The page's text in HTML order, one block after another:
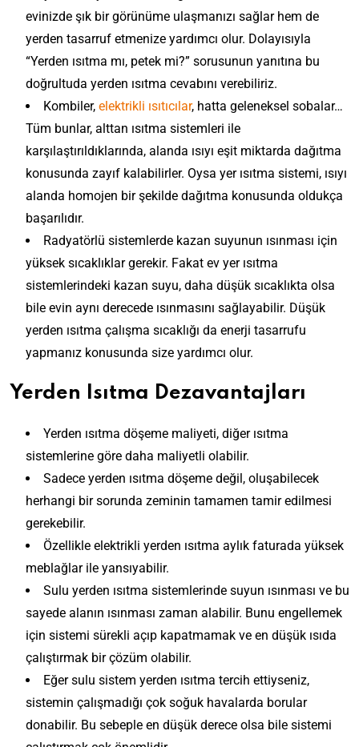
evinizde şık bir görünüme ulaşmanızı sağlar hem de
yerden tasarruf etmenize yardımcı olur. Dolayısıyla
“Yerden ısıtma mı, petek mi?” sorusunun yanıtına bu
doğrultuda yerden ısıtma cevabını verebiliriz.
Kombiler, elektrikli ısıtıcılar, hatta geleneksel sobalar…
Tüm bunlar, alttan ısıtma sistemleri ile
karşılaştırıldıklarında, alanda ısıyı eşit miktarda dağıtma
konusunda zayıf kalabilirler. Oysa yer ısıtma sistemi, ısıyı
alanda homojen bir şekilde dağıtma konusunda oldukça
başarılıdır.
Radyatörlü sistemlerde kazan suyunun ısınması için
yüksek sıcaklıklar gerekir. Fakat ev yer ısıtma
sistemlerindeki kazan suyu, daha düşük sıcaklıkta olsa
bile evin aynı derecede ısınmasını sağlayabilir. Düşük
yerden ısıtma çalışma sıcaklığı da enerji tasarrufu
yapmanız konusunda size yardımcı olur.
Yerden Isıtma Dezavantajları
Yerden ısıtma döşeme maliyeti, diğer ısıtma
sistemlerine göre daha maliyetli olabilir.
Sadece yerden ısıtma döşeme değil, oluşabilecek
herhangi bir sorunda zeminin tamamen tamir edilmesi
gerekebilir.
Özellikle elektrikli yerden ısıtma aylık faturada yüksek
meblağlar ile yansıyabilir.
Sulu yerden ısıtma sistemlerinde suyun ısınması ve bu
sayede alanın ısınması zaman alabilir. Bunu engellemek
için sistemi sürekli açıp kapatmamak ve en düşük ısıda
çalıştırmak bir çözüm olabilir.
Eğer sulu sistem yerden ısıtma tercih ettiyseniz,
sistemin çalışmadığı çok soğuk havalarda borular
donabilir. Bu sebeple en düşük derece olsa bile sistemi